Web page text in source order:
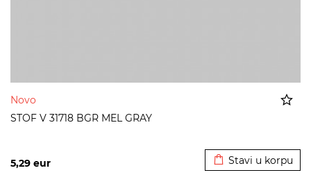
Novo
STOF V 31718 BGR MEL GRAY
5,29 eur Stavi u korpu